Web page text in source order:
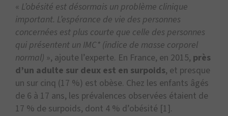
« L’obésité est désormais un problème clinique
important. L’espérance de vie des personnes
concernées est plus courte que celle des personnes
qui présentent un IMC* (indice de masse corporel
normal) », ajoute l’experte. En France, en 2015, près
d’un adulte sur deux est en surpoids, et presque
un sur cinq (17 %) est obèse. Chez les enfants âgés
de 6 à 17 ans, les prévalences observées étaient de
17 % de surpoids, dont 4 % d’obésité [1].